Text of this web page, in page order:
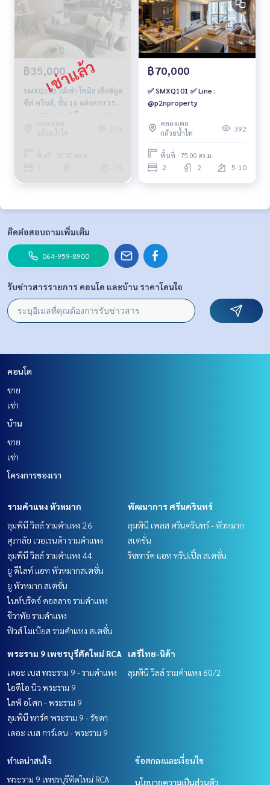
฿35,000
SMXQ102 ให้เช่า ไซมิส เอ็กซ์คูล
ซีฟ ควีนส์, ชั้น 16 แต่งครบ 35
ตรม. 35,000.-/เดือน 064-959-
8900คลองเตย
กล้วยน้ำไท
พื้นที่ : 35.00 ตร.ม.
16
฿70,000
✅ SMXQ101 ✅ Line :
@p2nproperty
คลองเตย
กล้วยน้ำไท
392
พื้นที่ : 75.00 ตร.ม.
2 2 5-10
ติดต่อสอบถามเพิ่มเติม
064-959-8900
รับข่าวสารรายการ คอนโด และบ้าน ราคาโดนใจ
คอนโด
ขาย
เช่า
บ้าน
ขาย
เช่า
โครงการของเรา
รามคำแหง หัวหมาก
ลุมพินี วิลล์ รามคำแหง 26
ศุภาลัย เวอเรนด้า รามคำแหง
ลุมพินี วิลล์ รามคำแหง 44
ยู ดีไลท์ แอท หัวหมากสเตชั่น
ยู หัวหมาก สเตชั่น
ไนท์บริดจ์ คอลลาจ รามคำแหง
ชีวาทัย รามคำแหง
ฟิวส์ โมเบียส รามคำแหง สเตชั่น
พัฒนาการ ศรีนครินทร์
ลุมพินี เพลส ศรีนครินทร์ - หัวหมาก
สเตชั่น
ริชพาร์ค แอท ทริปเปิ้ล สเตชั่น
พระราม 9 เพชรบุรีตัดใหม่ RCA
เดอะ เบส พระราม 9 - รามคำแหง
ไอดีโอ นิว พระราม 9
ไลฟ์ อโศก - พระราม 9
ลุมพินี พาร์ค พระราม 9 - รัชดา
เดอะ เบส การ์เดน - พระราม 9
เสรีไทย-นิด้า
ลุมพินี วิลล์ รามคำแหง 60/2
ทำเลน่าสนใจ
พระราม 9 เพชรบุรีตัดใหม่ RCA
ข้อตกลงและเงื่อนไข
นโยบายความเป็นส่วนตัว